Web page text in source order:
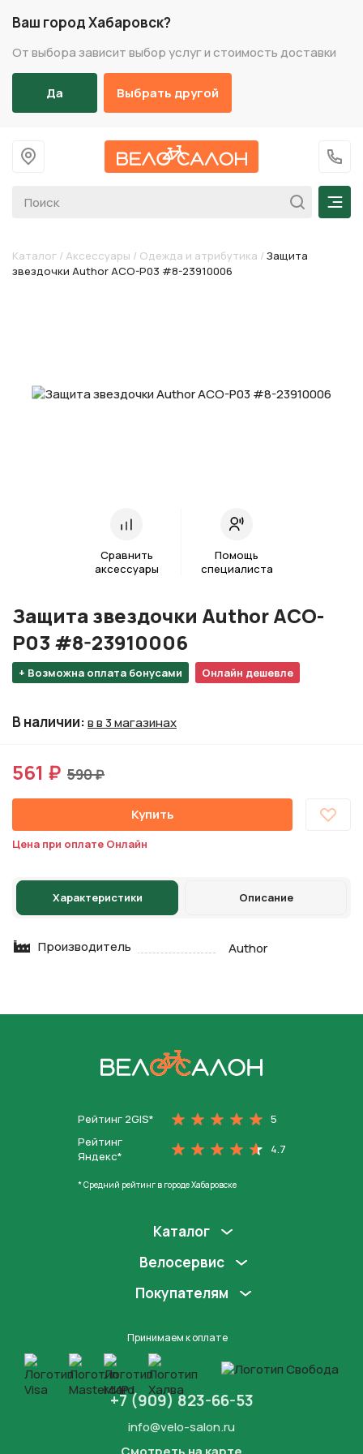
Ваш город Хабаровск?
От выбора зависит выбор услуг и стоимость доставки
Да Выбрать другой
На главную
+7
Каталог / Аксессуары / Одежда и атрибутика / Защита
звездочки Author ACO-P03 #8-23910006
Сравнить
аксессуары
Помощь
специалиста
+ Возможна оплата бонусами Онлайн дешевле
Защита звездочки Author ACO-
P03 #8-23910006
В наличии:в в 3 магазинах
561 ₽ 590 ₽
Купить
Цена при оплате Онлайн
Характеристики Описание
Производитель Author
Рейтинг 2GIS*
5
Рейтинг
Яндекс*
4.7
* Средний рейтинг в городе Хабаровске
Каталог
Велосервис
Покупателям
Принимаем к оплате
+7 (909) 823-66-53
info@velo-salon.ru